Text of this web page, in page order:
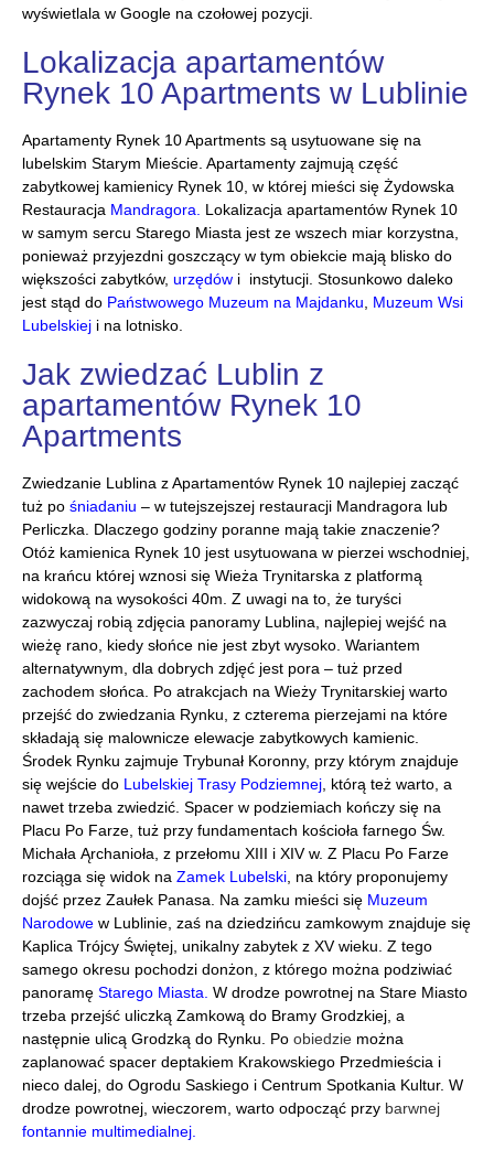
wyświetlala w Google na czołowej pozycji.
Lokalizacja apartamentów
Rynek 10 Apartments w Lublinie
Apartamenty Rynek 10 Apartments są usytuowane się na
lubelskim Starym Mieście. Apartamenty zajmują część
zabytkowej kamienicy Rynek 10, w której mieści się Żydowska
Restauracja Mandragora
Lokalizacja apartamentów Rynek 10
w samym sercu Starego Miasta jest ze wszech miar korzystna,
ponieważ przyjezdni goszczący w tym obiekcie mają blisko do
większości zabytków, urzędów i instytucji. Stosunkowo daleko
jest stąd do Państwowego Muzeum na Majdanku
Muzeum Wsi
Lubelskiej i na lotnisko.
Jak zwiedzać Lublin z
apartamentów Rynek 10
Apartments
Zwiedzanie Lublina z Apartamentów Rynek 10 najlepiej zacząć
tuż po śniadaniu – w tutejszejszej restauracji Mandragora lub
Perliczka. Dlaczego godziny poranne mają takie znaczenie?
Otóż kamienica Rynek 10 jest usytuowana w pierzei wschodniej,
na krańcu której wznosi się Wieża Trynitarska z platformą
widokową na wysokości 40m. Z uwagi na to, że turyści
zazwyczaj robią zdjęcia panoramy Lublina, najlepiej wejść na
wieżę rano, kiedy słońce nie jest zbyt wysoko. Wariantem
alternatywnym, dla dobrych zdjęć jest pora – tuż przed
zachodem słońca. Po atrakcjach na Wieży Trynitarskiej warto
przejść do zwiedzania Rynku, z czterema pierzejami na które
składają się malownicze elewacje zabytkowych kamienic.
Środek Rynku zajmuje Trybunał Koronny, przy którym znajduje
się wejście do Lubelskiej Trasy Podziemnej, którą też warto, a
nawet trzeba zwiedzić. Spacer w podziemiach kończy się na
Placu Po Farze, tuż przy fundamentach kościoła farnego Św.
Michała Ąrchanioła, z przełomu XIII i XIV w. Z Placu Po Farze
rozciąga się widok na Zamek Lubelski, na który proponujemy
dojść przez Zaułek Panasa. Na zamku mieści się Muzeum
Narodowe w Lublinie, zaś na dziedzińcu zamkowym znajduje się
Kaplica Trójcy Świętej, unikalny zabytek z XV wieku. Z tego
samego okresu pochodzi donżon, z którego można podziwiać
panoramę Starego Miasta. W drodze powrotnej na Stare Miasto
trzeba przejść uliczką Zamkową do Bramy Grodzkiej, a
następnie ulicą Grodzką do Rynku. Po obiedzie można
zaplanować spacer deptakiem Krakowskiego Przedmieścia i
nieco dalej, do Ogrodu Saskiego i Centrum Spotkania Kultur. W
drodze powrotnej, wieczorem, warto odpocząć przy barwnej
fontannie multimedialnej.